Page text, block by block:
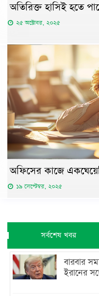
অতিরিক্ত হাসিই হতে
২৫ অক্টোবর, ২০২৫
অফিসের কাজে
১৯ সেপ্টেম্বর, ২০২৫
সর্বশেষ খবর
বারবার
ইরানের